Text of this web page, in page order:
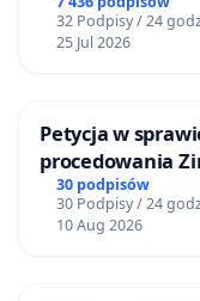
32 Podpisy / 24
25 Jul 2026
Petycja w
procedowania
Inwestycyjnych
„Myślenice –
30 podpisów
30 Podpisy / 24
10 Aug 2026